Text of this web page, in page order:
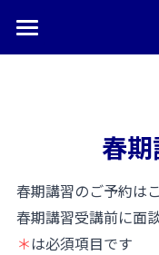
ホーム
本松学習塾とは
合格体験記・実
お問い合わせ
春
春期講習のご予約は
春期講習受講前に面
＊は必須項目です
合格体験記